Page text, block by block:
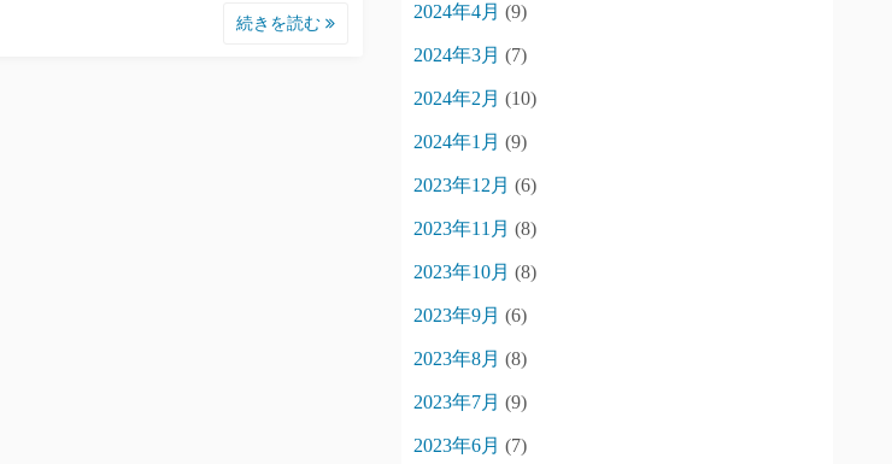
続きを読む
2024年4月 (9)
2024年3月 (7)
2024年2月 (10)
2024年1月 (9)
2023年12月 (6)
2023年11月 (8)
2023年10月 (8)
2023年9月 (6)
2023年8月 (8)
2023年7月 (9)
2023年6月 (7)